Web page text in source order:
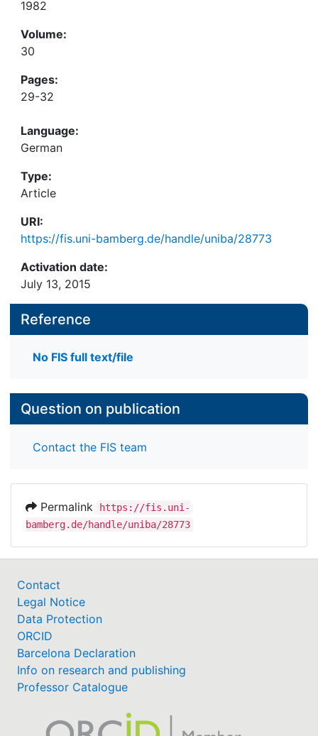
1982
Volume:
30
Pages:
29-32
Language:
German
Type:
Article
URI:
https://fis.uni-bamberg.de/handle/uniba/28773
Activation date:
July 13, 2015
Reference
No FIS full text/file
Question on publication
Contact the FIS team
Permalink
https://fis.uni-
bamberg.de/handle/uniba/28773
Contact
Legal Notice
Data Protection
ORCID
Barcelona Declaration
Info on research and publishing
Professor Catalogue